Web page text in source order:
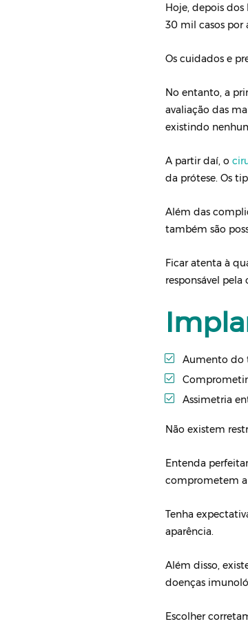
Hoje, depois dos
30 mil casos por
Os cuidados e
No entanto, a
avaliação das
existindo
A partir daí, o
da prótese. Os
Além das
também são
Ficar atenta à
responsável
Aumento do
Assimetria
Não existem
Entenda
comprometem a
Tenha
aparência.
Além disso,
doenças
Escolher